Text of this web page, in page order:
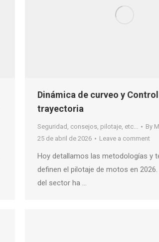
Dinámica de curveo y
trayectoria
Seguridad, consejos, pilotaje, etc... By
25 de abril de 2026
Leave a comment
Hoy detallamos las metodologías y
definen el pilotaje de motos en
del sector ha …